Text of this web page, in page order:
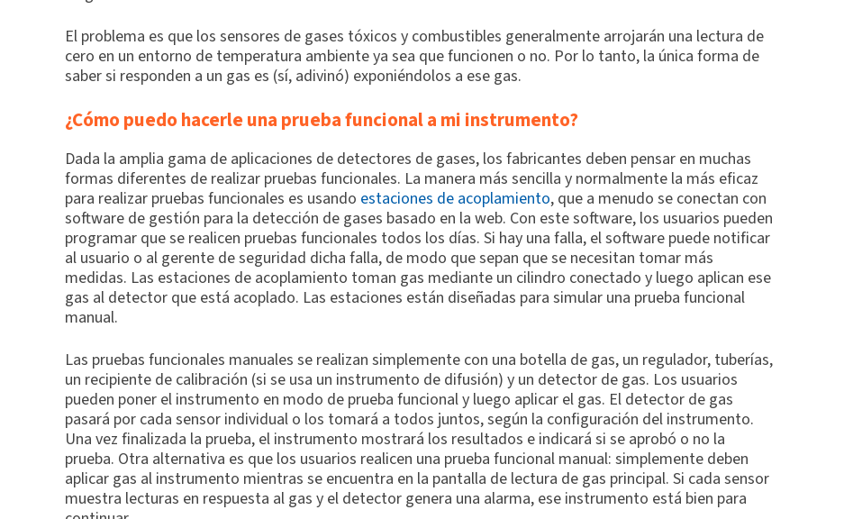
El problema es que los sensores de gases tóxicos y combustibles generalmente arrojarán una lectura de
cero en un entorno de temperatura ambiente ya sea que funcionen o no. Por lo tanto, la única forma de
saber si responden a un gas es (sí, adivinó) exponiéndolos a ese gas.
¿Cómo puedo hacerle una prueba funcional a mi instrumento?
Dada la amplia gama de aplicaciones de detectores de gases, los fabricantes deben pensar en muchas
formas diferentes de realizar pruebas funcionales. La manera más sencilla y normalmente la más eficaz
para realizar pruebas funcionales es usando estaciones de acoplamiento, que a menudo se conectan con
software de gestión para la detección de gases basado en la web. Con este software, los usuarios pueden
programar que se realicen pruebas funcionales todos los días. Si hay una falla, el software puede notificar
al usuario o al gerente de seguridad dicha falla, de modo que sepan que se necesitan tomar más
medidas. Las estaciones de acoplamiento toman gas mediante un cilindro conectado y luego aplican ese
gas al detector que está acoplado. Las estaciones están diseñadas para simular una prueba funcional
manual.
Las pruebas funcionales manuales se realizan simplemente con una botella de gas, un regulador, tuberías,
un recipiente de calibración (si se usa un instrumento de difusión) y un detector de gas. Los usuarios
pueden poner el instrumento en modo de prueba funcional y luego aplicar el gas. El detector de gas
pasará por cada sensor individual o los tomará a todos juntos, según la configuración del instrumento.
Una vez finalizada la prueba, el instrumento mostrará los resultados e indicará si se aprobó o no la
prueba. Otra alternativa es que los usuarios realicen una prueba funcional manual: simplemente deben
aplicar gas al instrumento mientras se encuentra en la pantalla de lectura de gas principal. Si cada sensor
muestra lecturas en respuesta al gas y el detector genera una alarma, ese instrumento está bien para